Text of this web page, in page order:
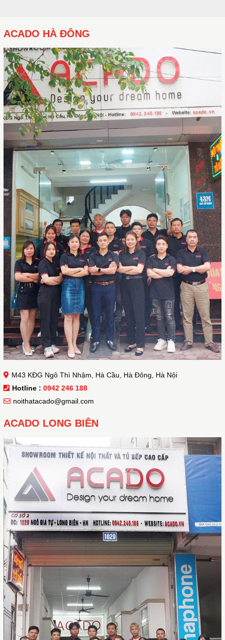
ACADO HÀ ĐÔNG
M43 KĐG Ngô Thì Nhậm, Hà Cầu, Hà Đông, Hà Nội
Hotline : 0942 246 188
noithatacado@gmail.com
ACADO LONG BIÊN